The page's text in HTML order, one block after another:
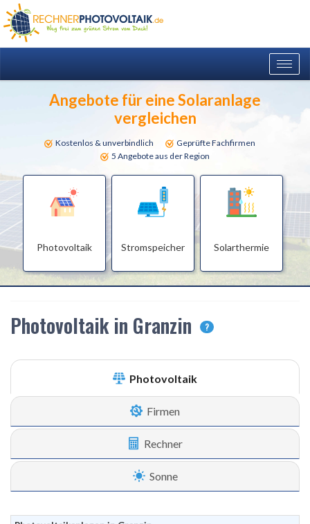
Angebote für eine Solaranlage
vergleichen
Kostenlos & unverbindlich
Geprüfte Fachfirmen
5 Angebote aus der Region
Photovoltaik Stromspeicher Solarthermie
Photovoltaik in Granzin ?
Photovoltaik
Firmen
Rechner
Sonne